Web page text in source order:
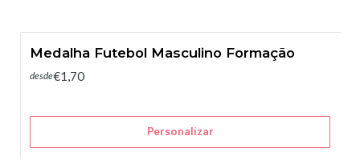
Medalha Futebol Masculino Formação
desde€1,70
Personalizar